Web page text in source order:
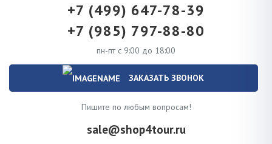
+7 (499) 647-78-39
+7 (985) 797-88-80
пн-пт с 9:00 до 18:00
ЗАКАЗАТЬ ЗВОНОК
Пишите по любым вопросам!
sale@shop4tour.ru